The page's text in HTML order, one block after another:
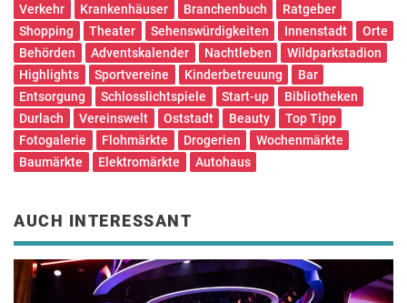
Verkehr
Krankenhäuser Branchenbuch
Ratgeber
Shopping
Theater Sehenswürdigkeiten Innenstadt
Orte
Behörden
Adventskalender Nachtleben
Wildparkstadion
Highlights
Sportvereine Kinderbetreuung
Bar
Entsorgung
Schlosslichtspiele Start-up
Bibliotheken
Durlach
Vereinswelt Oststadt Beauty
Top Tipp
Fotogalerie
Flohmärkte Drogerien
Wochenmärkte
Baumärkte
Elektromärkte Autohaus
AUCH INTERESSANT